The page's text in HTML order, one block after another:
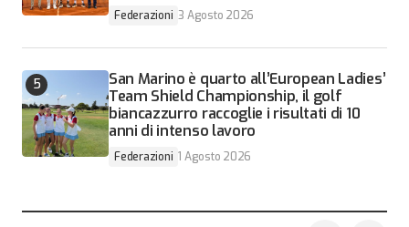
Federazioni 3 Agosto 2026
San Marino è quarto all’European Ladies’
Team Shield Championship, il golf
biancazzurro raccoglie i risultati di 10
anni di intenso lavoro
Federazioni 1 Agosto 2026